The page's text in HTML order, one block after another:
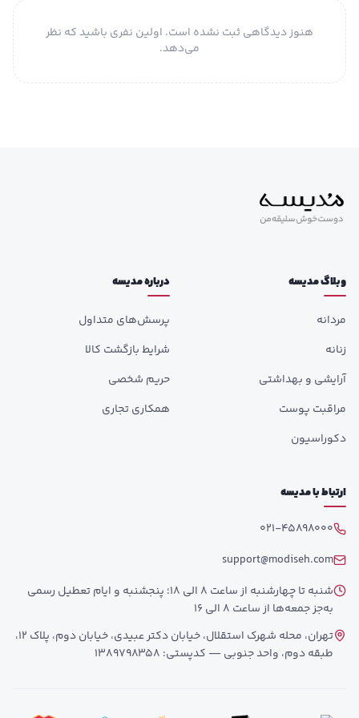
هنوز دیدگاهی ثبت نشده است. اولین نفری باشید که نظر
می‌دهد.
وبلاگ مدیسه
مردانه
زنانه
آرایشی و بهداشتی
مراقبت پوست
دکوراسیون
درباره مدیسه
پرسش‌های متداول
شرایط بازگشت کالا
حریم شخصی
همکاری تجاری
ارتباط با مدیسه
021-45898000
support@modiseh.com
شنبه تا چهارشنبه از ساعت 8 الی 18؛ پنجشنبه و ایام تعطیل رسمی
به‌جز جمعه‌ها از ساعت 8 الی 16
تهران، محله شهرک استقلال، خیابان دکتر عبیدی، خیابان دوم، پلاک 12،
طبقه دوم، واحد جنوبی — کدپستی: 1389798358